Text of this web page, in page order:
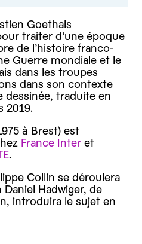
Goethals
traiter d’une époque
de l’histoire franco-
Guerre mondiale et le
dans les troupes
dans son contexte
dessinée, traduite en
2019.
à Brest) est
France Inter et
.
Collin se déroulera
Hadwiger, de
introduira le sujet en